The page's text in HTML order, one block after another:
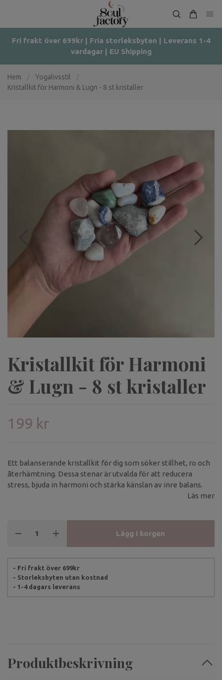
Fri frakt över 699kr | Fria storleksbyten | Leverans 1-4
vardagar | EU Shipping
Hem Yogalivsstil
Kristallkit för Harmoni & Lugn - 8 st kristaller
Kristallkit för Harmoni
& Lugn - 8 st kristaller
199 kr
Ett balanserande kristallkit för dig som söker stillhet, ro och
återhämtning. Dessa stenar är utvalda för att reducera
stress, bjuda in harmoni och stärka känslan av inre balans.
Läs mer
Lägg i korgen
- Fri frakt över 699kr
- Storleksbyten utan kostnad
- 1-4 dagars leverans
Produktbeskrivning